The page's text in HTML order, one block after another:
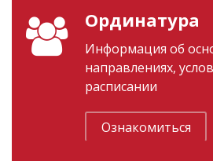
Ординатура
Информация об
направлениях,
расписании
Ознакомиться